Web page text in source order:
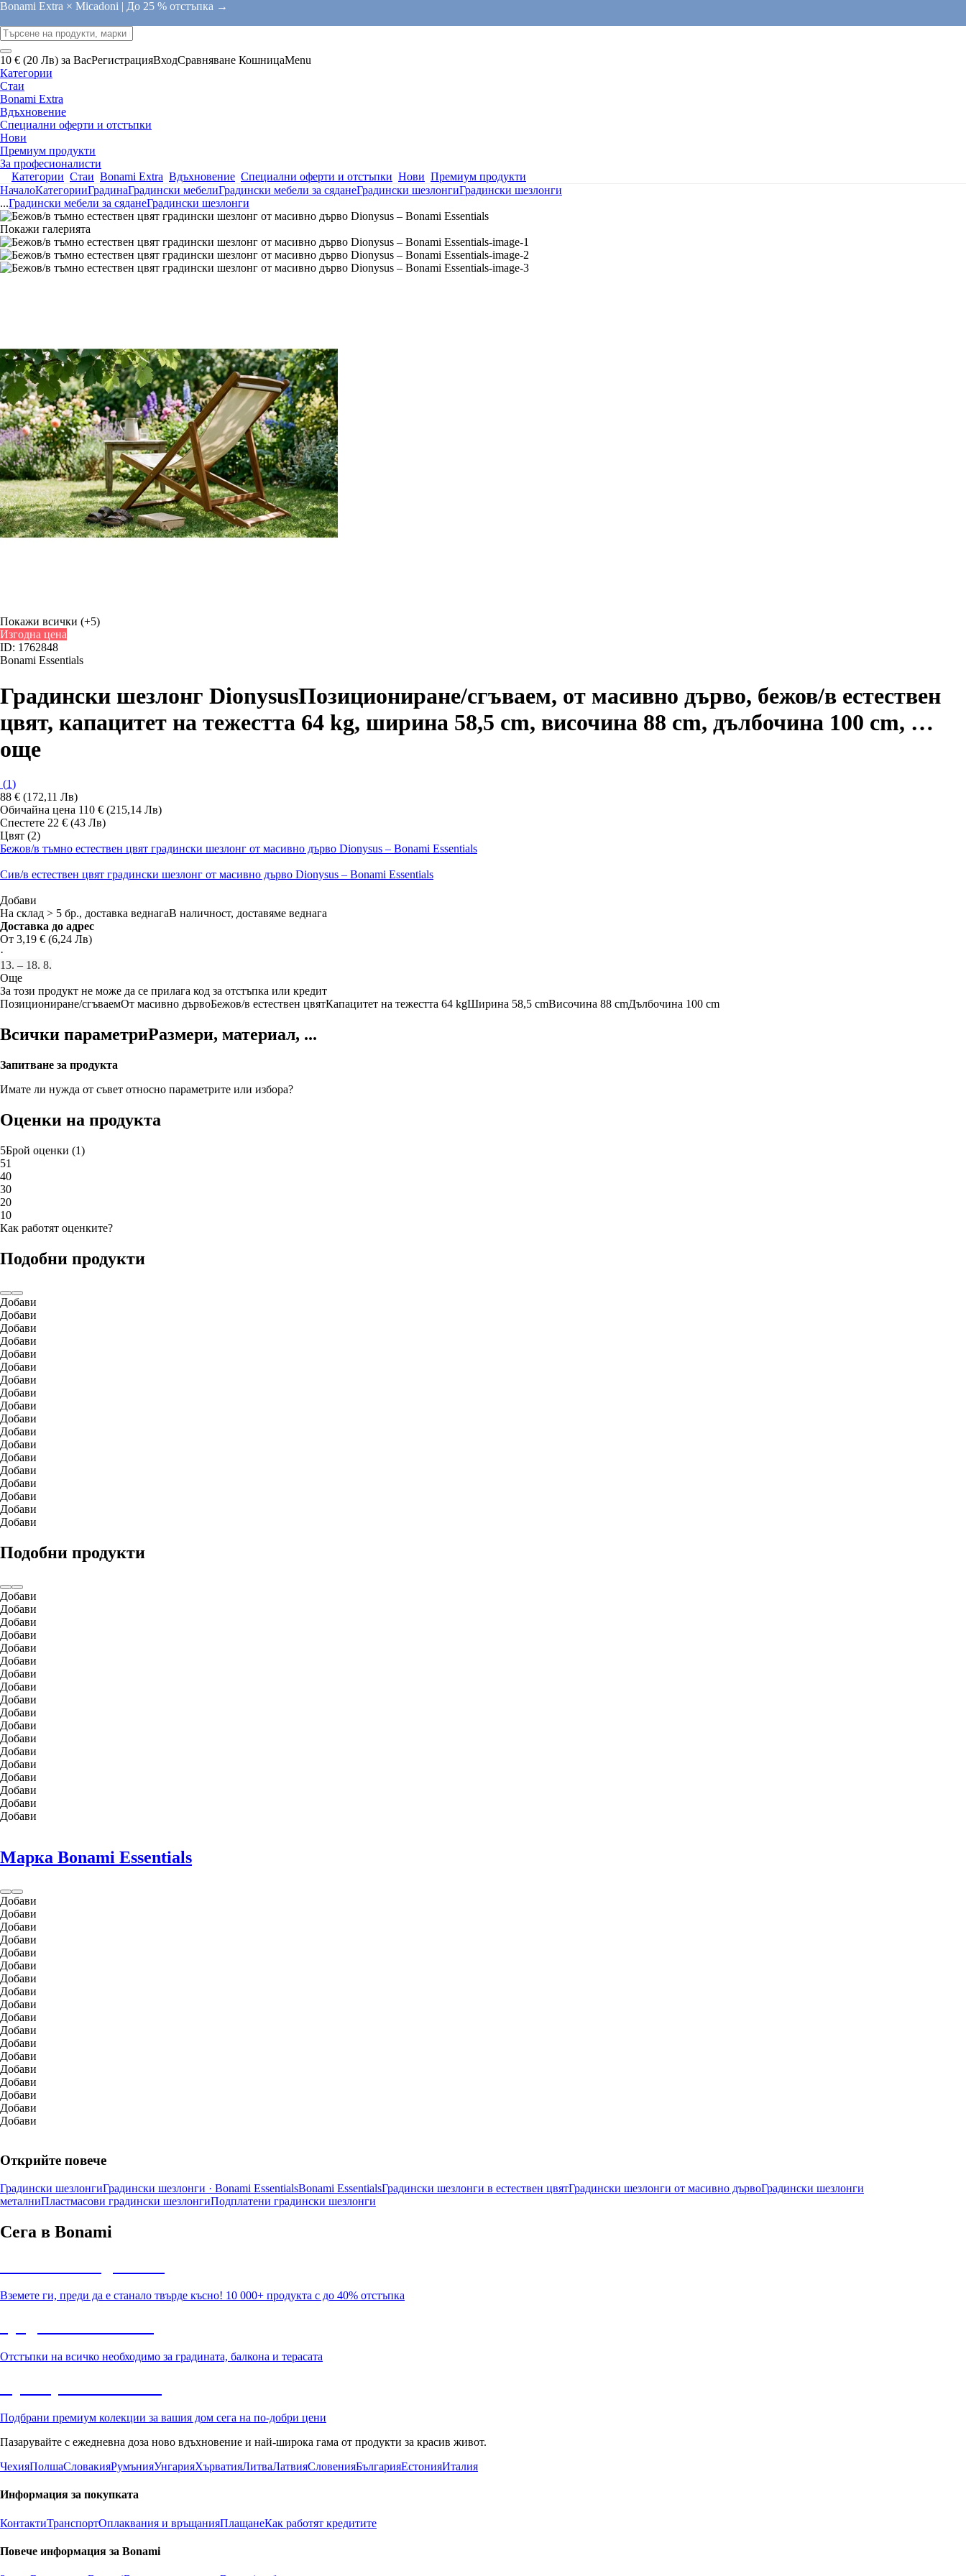
Bonami Extra × Micadoni | До 25 % отстъпка →
10 € (20 Лв) за ВасРегистрацияВходСравняване КошницаMenu
Категории
Стаи
Bonami Extra
Вдъхновение
Специални оферти и отстъпки
Нови
Премиум продукти
За професионалисти
Категории Стаи Bonami Extra Вдъхновение Специални оферти и отстъпки Нови Премиум продукти
НачалоКатегорииГрадинаГрадински мебелиГрадински мебели за сяданеГрадински шезлонгиГрадински шезлонги
...Градински мебели за сяданеГрадински шезлонги
Покажи галерията
Покажи всички (+5)
Изгодна цена
ID: 1762848
Bonami Essentials
Градински шезлонг DionysusПозициониране/сгъваем, от масивно дърво, бежов/в естествен
цвят, капацитет на тежестта 64 kg, ширина 58,5 cm, височина 88 cm, дълбочина 100 cm, …
още
(1)
88 € (172,11 Лв)
Обичайна цена 110 € (215,14 Лв)
Спестете 22 € (43 Лв)
Цвят (2)
Бежов/в тъмно естествен цвят градински шезлонг от масивно дърво Dionysus – Bonami Essentials
Сив/в естествен цвят градински шезлонг от масивно дърво Dionysus – Bonami Essentials
Добави
На склад > 5 бр., доставка веднагаВ наличност, доставяме веднага
Доставка до адрес
От 3,19 € (6,24 Лв)
·
13. – 18. 8.
Още
За този продукт не може да се прилага код за отстъпка или кредит
Позициониране/сгъваемОт масивно дървоБежов/в естествен цвятКапацитет на тежестта 64 kgШирина 58,5 cmВисочина 88 cmДълбочина 100 cm
Всички параметриРазмери, материал, ...
Запитване за продукта
Имате ли нужда от съвет относно параметрите или избора?
Оценки на продукта
5Брой оценки (1)
51
40
30
20
10
Как работят оценките?
Подобни продукти
Добави
Добави
Добави
Добави
Добави
Добави
Добави
Добави
Добави
Добави
Добави
Добави
Добави
Добави
Добави
Добави
Добави
Добави
Подобни продукти
Добави
Добави
Добави
Добави
Добави
Добави
Добави
Добави
Добави
Добави
Добави
Добави
Добави
Добави
Добави
Добави
Добави
Добави
Марка Bonami Essentials
Добави
Добави
Добави
Добави
Добави
Добави
Добави
Добави
Добави
Добави
Добави
Добави
Добави
Добави
Добави
Добави
Добави
Добави
Открийте повече
Градински шезлонгиГрадински шезлонги · Bonami EssentialsBonami EssentialsГрадински шезлонги в естествен цвятГрадински шезлонги от масивно дървоГрадински шезлонги
металниПластмасови градински шезлонгиПодплатени градински шезлонги
Сега в Bonami
Вземете ги, преди да е станало твърде късно! 10 000+ продукта с до 40% отстъпка
Отстъпки на всичко необходимо за градината, балкона и терасата
Подбрани премиум колекции за вашия дом сега на по-добри цени
Пазарувайте с ежедневна доза ново вдъхновение и най-широка гама от продукти за красив живот.
ЧехияПолшаСловакияРумънияУнгарияХърватияЛитваЛатвияСловенияБългарияЕстонияИталия
Информация за покупката
КонтактиТранспортОплаквания и връщанияПлащанеКак работят кредитите
Повече информация за Bonami